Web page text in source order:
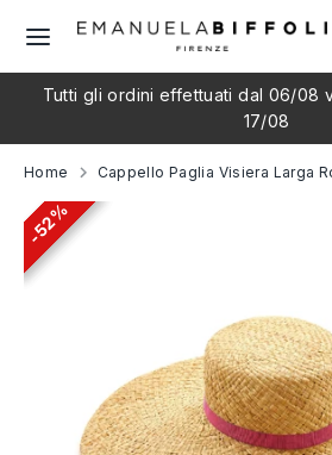
Cerca
nostro
negozio
L
n
g
u
nel
nostro
Tutti gli ordini effettuati dal 06/08
17/08
Home Cappello Paglia Visiera Larga
52%
52%
52%